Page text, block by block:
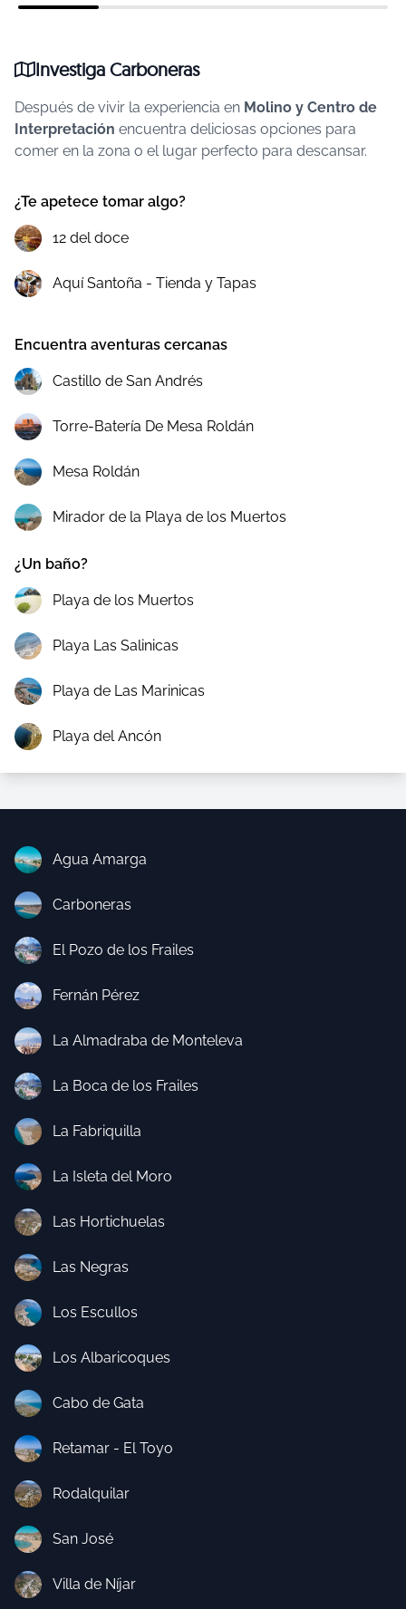
Investiga Carboneras
Después de vivir la experiencia en Molino y Centro de
Interpretación encuentra deliciosas opciones para
comer en la zona o el lugar perfecto para descansar.
¿Te apetece tomar algo?
12 del doce
Aquí Santoña - Tienda y Tapas
Encuentra aventuras cercanas
Castillo de San Andrés
Torre-Batería De Mesa Roldán
Mesa Roldán
Mirador de la Playa de los Muertos
¿Un baño?
Playa de los Muertos
Playa Las Salinicas
Playa de Las Marinicas
Playa del Ancón
Agua Amarga
Carboneras
El Pozo de los Frailes
Fernán Pérez
La Almadraba de Monteleva
La Boca de los Frailes
La Fabriquilla
La Isleta del Moro
Las Hortichuelas
Las Negras
Los Escullos
Los Albaricoques
Cabo de Gata
Retamar - El Toyo
Rodalquilar
San José
Villa de Níjar